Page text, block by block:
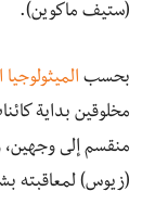
(ستيف ماكوين).
بحسب الميثولوجيا
مخلوقين بداية
منقسم إلى وجهين،
(زيوس) لمعاقبته